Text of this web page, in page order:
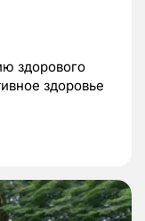
здорового
здоровье